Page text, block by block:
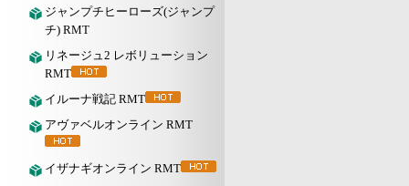
ジャンプチヒーローズ(ジャンプ
チ) RMT
リネージュ2 レボリューション
RMT
イルーナ戦記 RMT
アヴァベルオンライン RMT
イザナギオンライン RMT